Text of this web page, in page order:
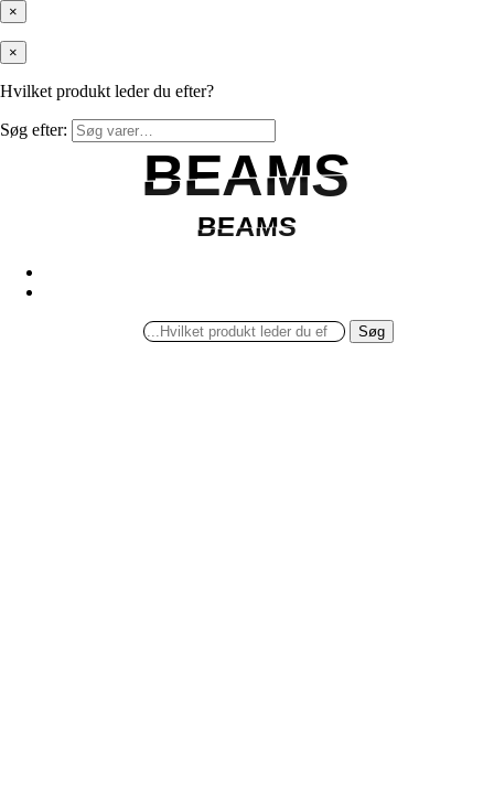
×
×
Hvilket produkt leder du efter?
Søg efter:
BEAMS
BEAMS
BEAMS
BEAMS
Søg